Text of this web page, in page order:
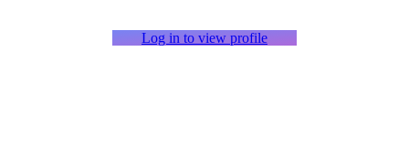
Log in to view profile